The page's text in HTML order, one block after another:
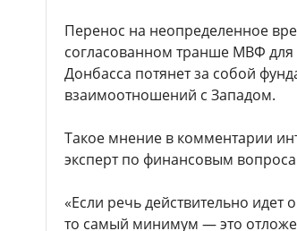
Перенос на неопределенное
согласованном транше МВФ
Донбасса потянет за собой
взаимоотношений с Западом.
Такое мнение в комментарии
эксперт по финансовым
«Если речь действительно
то самый минимум — это